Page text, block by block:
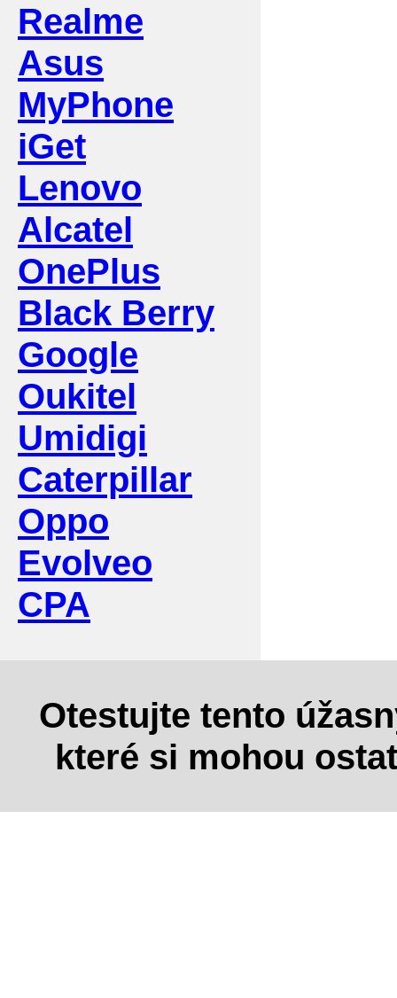
Realme
Asus
MyPhone
iGet
Lenovo
Alcatel
OnePlus
Black Berry
Google
Oukitel
Umidigi
Caterpillar
Oppo
Evolveo
CPA
Otestujte tento
které si mohou